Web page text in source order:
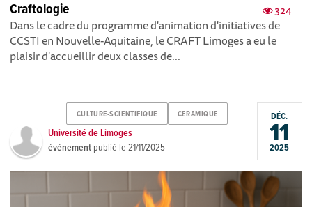
324
Craftologie
Dans le cadre du programme d'animation d'initiatives de
CCSTI en Nouvelle-Aquitaine, le CRAFT Limoges a eu le
plaisir d'accueillir deux classes de...
CULTURE-SCIENTIFIQUE CERAMIQUE
Université de Limoges
événement publié le21/11/2025
DÉC.
11
2025